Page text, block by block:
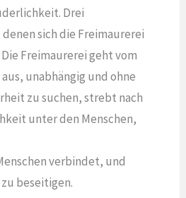
Drei
sich die Freimaurerei
Freimaurerei geht vom
unabhängig und ohne
zu suchen, strebt nach
unter den Menschen,
verbindet, und
beseitigen.